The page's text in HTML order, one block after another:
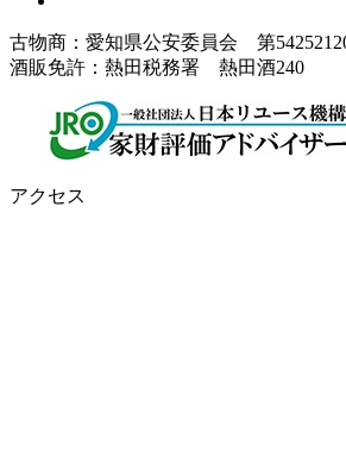
古物商：愛知県公安委員会 第
酒販免許：熱田税務署 熱田酒240
アクセス